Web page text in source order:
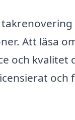
Att läsa
och